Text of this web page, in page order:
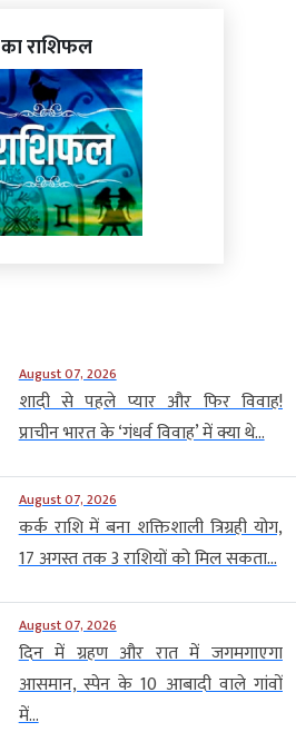
का राशिफल
August 07, 2026
शादी से पहले प्यार और फिर विवाह!
प्राचीन भारत के ‘गंधर्व विवाह’ में क्या थे...
August 07, 2026
कर्क राशि में बना शक्तिशाली त्रिग्रही योग,
17 अगस्त तक 3 राशियों को मिल सकता...
August 07, 2026
दिन में ग्रहण और रात में जगमगाएगा
आसमान, स्पेन के 10 आबादी वाले गांवों
में...